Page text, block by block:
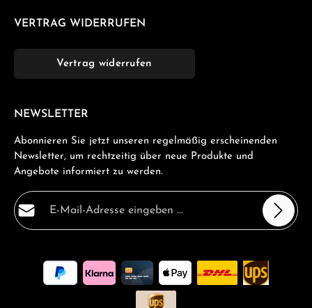
VERTRAG WIDERRUFEN
Vertrag widerrufen
NEWSLETTER
Abonnieren Sie jetzt unseren regelmäßig erscheinenden
Newsletter, um rechtzeitig über neue Produkte und
Angebote informiert zu werden.
E-Mail-Adresse*
Ich habe die
Datenschutzbestimmungen
zur Kenntnis
genommen und dieAGBgelesen und bin mit ihnen
Pflichtfelder.